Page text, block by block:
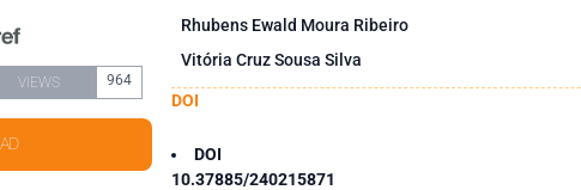
VIEWS 964
Rhubens Ewald Moura Ribeiro
Vitória Cruz Sousa Silva
DOI
DOI
10.37885/240215871